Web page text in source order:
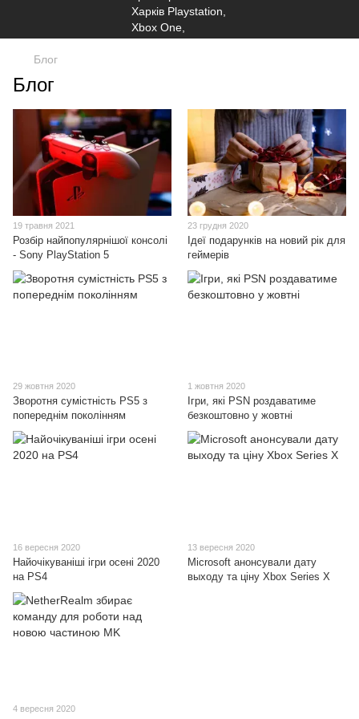
Блог
Блог
19 травня 2021
Розбір найпопулярнішої консолі
- Sony PlayStation 5
23 грудня 2020
Ідеї подарунків на новий рік для
геймерів
29 жовтня 2020
Зворотня сумістність PS5 з
попереднім поколінням
1 жовтня 2020
Ігри, які PSN роздаватиме
безкоштовно у жовтні
16 вересня 2020
Найочікуваніші ігри осені 2020
на PS4
13 вересня 2020
Microsoft анонсували дату
выходу та ціну Xbox Series X
4 вересня 2020